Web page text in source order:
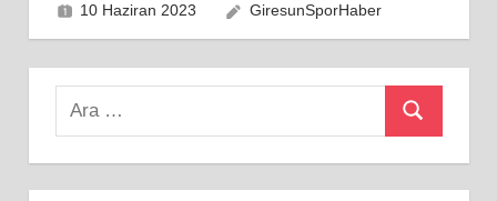
10 Haziran 2023 GiresunSporHaber
Search
Ara